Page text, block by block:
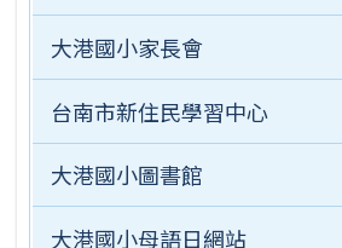
大港國小家長會
台南市新住民學習中心
大港國小圖書館
大港國小母語日網站